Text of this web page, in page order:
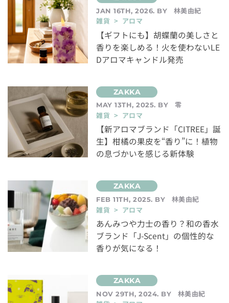
JAN 16TH, 2026. BY
林美由紀
雑貨 > アロマ
【ギフトにも】胡蝶蘭の美しさと
香りを楽しめる！火を使わないLE
Dアロマキャンドル発売
MAY 13TH, 2025. BY
零
雑貨 > アロマ
【新アロマブランド「CITREE」誕
生】柑橘の果皮を“香り”に！植物
の息づかいを感じる新体験
FEB 11TH, 2025. BY
林美由紀
雑貨 > アロマ
あんみつや力士の香り？和の香水
ブランド「J-Scent」の個性的な
香りが気になる！
NOV 29TH, 2024. BY
林美由紀